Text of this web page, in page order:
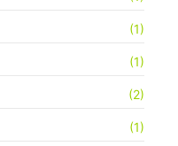
(1)
(1)
(2)
(1)